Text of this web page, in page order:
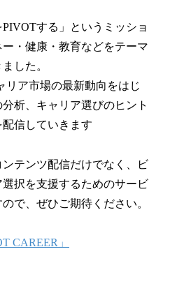
する」というミッショ
・健康・教育などをテーマ
した。
リア市場の最新動向をはじ
析、キャリア選びのヒント
信していきます
テンツ配信だけでなく、ビ
択を支援するためのサービ
で、ぜひご期待ください。
CAREER」